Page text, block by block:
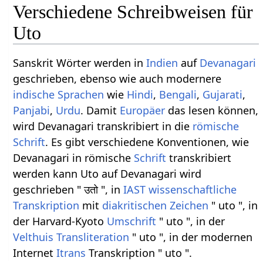
Verschiedene Schreibweisen für
Uto
Sanskrit Wörter werden inIndien auf Devanagari
geschrieben, ebenso wie auch modernere
indische Sprachen wie Hindi, Bengali, Gujarati,
Panjabi, Urdu. Damit Europäer das lesen können,
wird Devanagari transkribiert in die römische
Schrift. Es gibt verschiedene Konventionen, wie
Devanagari in römische Schrift transkribiert
werden kann Uto auf Devanagari wird
geschrieben " उतो ", inIAST wissenschaftliche
Transkription mit diakritischen Zeichen " uto ", in
der Harvard-Kyoto Umschrift " uto ", in der
Velthuis Transliteration " uto ", in der modernen
InternetItrans Transkription " uto ".